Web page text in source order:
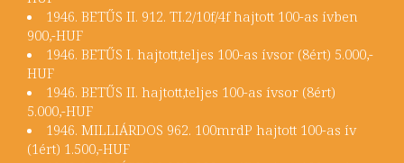
1946. BETŰS II. 912. TI.2/10f/4f hajtott 100-as ívben
900,-HUF
1946. BETŰS I. hajtott,teljes 100-as ívsor (8ért) 5.000,-
HUF
1946. BETŰS II. hajtott,teljes 100-as ívsor (8ért)
5.000,-HUF
1946. MILLIÁRDOS 962. 100mrdP hajtott 100-as ív
(1ért) 1.500,-HUF